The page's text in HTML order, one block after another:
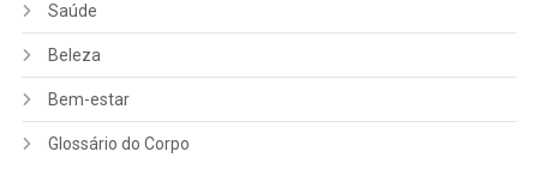
Saúde
Beleza
Bem-estar
Glossário do Corpo